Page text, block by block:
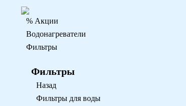
% Акции
Водонагреватели
Фильтры
Фильтры
Назад
Фильтры для воды